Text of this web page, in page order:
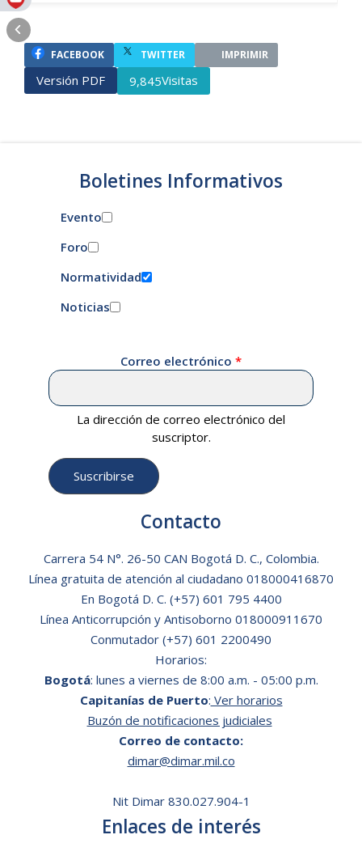
FACEBOOK TWITTER IMPRIMIR
Versión PDF 9,845Visitas
Boletines Informativos
Evento
Foro
Normatividad
Noticias
Correo electrónico
La dirección de correo electrónico del
suscriptor.
Contacto
Carrera 54 N°. 26-50 CAN Bogotá D. C., Colombia.
Línea gratuita de atención al ciudadano 018000416870
En Bogotá D. C. (+57) 601 795 4400
Línea Anticorrupción y Antisoborno 018000911670
Conmutador (+57) 601 2200490
Horarios:
Bogotá: lunes a viernes de 8:00 a.m. - 05:00 p.m.
Capitanías de Puerto: Ver horarios
Buzón de notificaciones judiciales
Correo de contacto:
dimar@dimar.mil.co
Nit Dimar 830.027.904-1
Enlaces de interés